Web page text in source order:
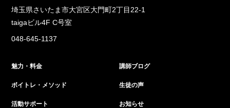
埼玉県さいたま市大宮区大門町2丁目22-1
taigaビル4F C号室
048-645-1137
魅力・料金
ボイトレ・メソッド
活動サポート
講師ブログ
生徒の声
お知らせ